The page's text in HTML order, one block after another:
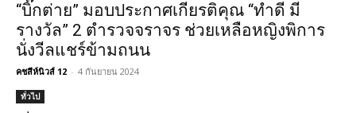
“บิ๊กต่าย” มอบประกาศเกียรติคุณ “ทำดี มี
รางวัล” 2 ตำรวจจราจร ช่วยเหลือหญิงพิการ
นั่งวีลแชร์ข้ามถนน
คชสีห์นิวส์ 12 - 4 กันยายน 2024
ทั่วไป